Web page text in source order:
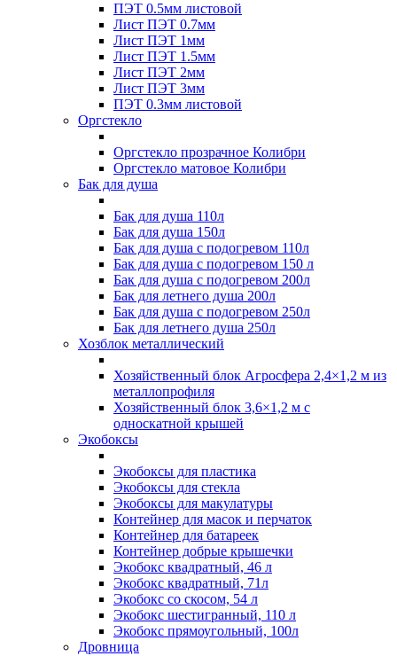
ПЭТ 0.5мм листовой
Лист ПЭТ 0.7мм
Лист ПЭТ 1мм
Лист ПЭТ 1.5мм
Лист ПЭТ 2мм
Лист ПЭТ 3мм
ПЭТ 0.3мм листовой
Оргстекло
Оргстекло прозрачное Колибри
Оргстекло матовое Колибри
Бак для душа
Бак для душа 110л
Бак для душа 150л
Бак для душа с подогревом 110л
Бак для душа с подогревом 150 л
Бак для душа с подогревом 200л
Бак для летнего душа 200л
Бак для душа с подогревом 250л
Бак для летнего душа 250л
Хозблок металлический
Хозяйственный блок Агросфера 2,4×1,2 м из
металлопрофиля
Хозяйственный блок 3,6×1,2 м с
односкатной крышей
Экобоксы
Экобоксы для пластика
Экобоксы для стекла
Экобоксы для макулатуры
Контейнер для масок и перчаток
Контейнер для батареек
Контейнер добрые крышечки
Экобокс квадратный, 46 л
Экобокс квадратный, 71л
Экобокс со скосом, 54 л
Экобокс шестигранный, 110 л
Экобокс прямоугольный, 100л
Дровница